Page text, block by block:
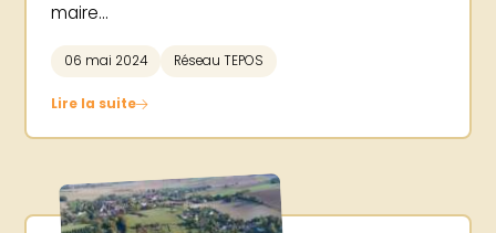
maire...
06 mai 2024 Réseau TEPOS
Lire la suite